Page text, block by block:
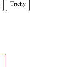
Trichy